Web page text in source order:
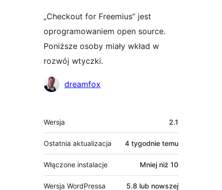
„Checkout for Freemius” jest
oprogramowaniem open source.
Poniższe osoby miały wkład w
rozwój wtyczki.
Zaangażowani
dreamfox
Meta
Wersja 2.1
Ostatnia aktualizacja 4 tygodnie temu
Włączone instalacje Mniej niż 10
Wersja WordPressa 5.8 lub nowszej